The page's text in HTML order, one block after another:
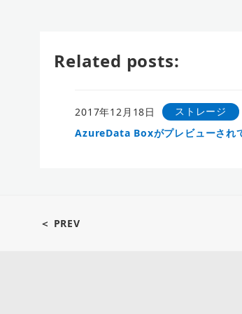
Related posts:
2017年12月18日
ストレージ
AzureData Boxがプレビューされ
＜ PREV